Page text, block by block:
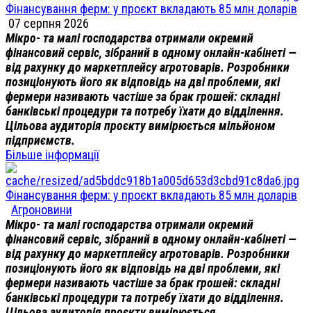
Фінансування ферм: у проєкт вкладають 85 млн доларів
07 серпня 2026
Мікро- та малі господарства отримали окремий
фінансовий сервіс, зібраний в одному онлайн-кабінеті —
від рахунку до маркетплейсу агротоварів. Розробники
позиціонують його як відповідь на дві проблеми, які
фермери називають частіше за брак грошей: складні
банківські процедури та потребу їхати до відділення.
Цільова аудиторія проєкту вимірюється мільйоном
підприємств.
Більше інформації
Фінансування ферм: у проєкт вкладають 85 млн доларів
Агроновини
Мікро- та малі господарства отримали окремий
фінансовий сервіс, зібраний в одному онлайн-кабінеті —
від рахунку до маркетплейсу агротоварів. Розробники
позиціонують його як відповідь на дві проблеми, які
фермери називають частіше за брак грошей: складні
банківські процедури та потребу їхати до відділення.